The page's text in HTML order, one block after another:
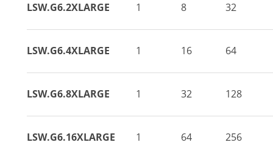
LSW.G6.2XLARGE 1 8 32
LSW.G6.4XLARGE 1 16 64
LSW.G6.8XLARGE 1 32 128
LSW.G6.16XLARGE 1 64 256